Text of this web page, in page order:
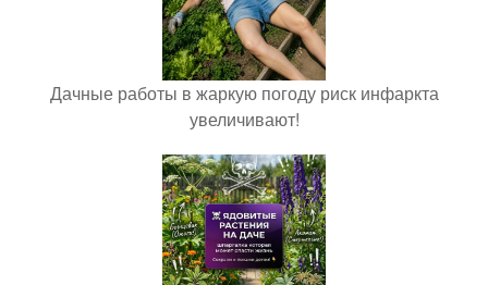
Дачные работы в жаркую погоду риск инфаркта
увеличивают!